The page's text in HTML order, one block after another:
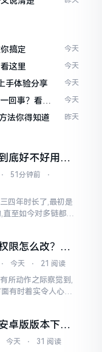
搞定 今天
这里 今天
手体验分享 今天
回事？看完
今天
法你得知道 昨天
底好不好用？
体验
⋅ 51分钟前
⋅
四年时长了,最初是
至如今对多链都有
限怎么改？手
⋅ 今天 ⋅ 21 阅读
所动作之际察觉到,
有时着实令人心生
卓版版本下载
今天 ⋅ 31 阅读